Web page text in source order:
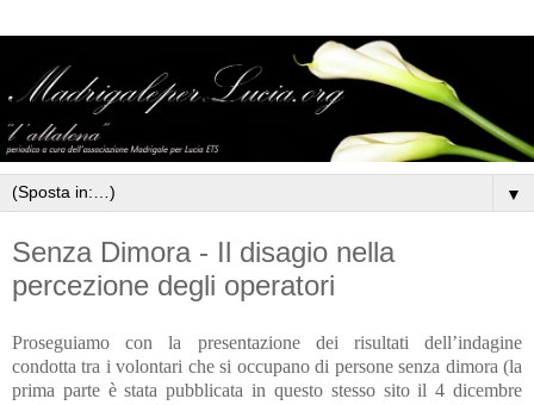
▼
Senza Dimora - Il disagio nella
percezione degli operatori
Proseguiamo con la presentazione dei risultati dell’indagine
condotta tra i volontari che si occupano di persone senza dimora (la
prima parte è stata pubblicata in questo stesso sito il 4 dicembre